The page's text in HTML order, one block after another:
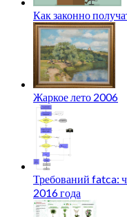
Как законно
Жаркое лето 2006
Требований fatca:
2016 года